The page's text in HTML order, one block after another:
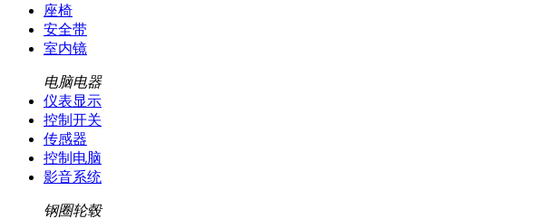
座椅
安全带
室内镜
电脑电器
仪表显示
控制开关
传感器
控制电脑
影音系统
钢圈轮毂